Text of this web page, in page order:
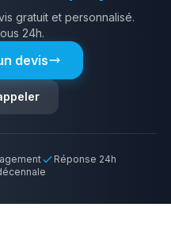
gratuit et personnalisé.
24h.
devis
Réponse 24h